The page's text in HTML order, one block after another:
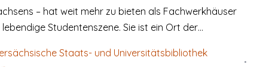
– hat weit mehr zu bieten als Fachwerkhäuser
lebendige Studentenszene. Sie ist ein Ort der…
Staats- und Universitätsbibliothek